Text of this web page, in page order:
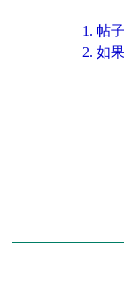
帖
如